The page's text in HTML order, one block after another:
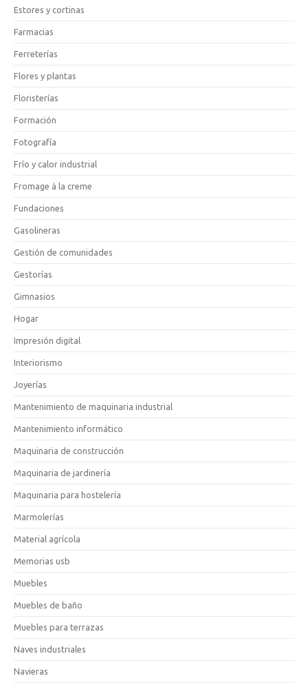
Estores y cortinas
Farmacias
Ferreterías
Flores y plantas
Floristerías
Formación
Fotografía
Frío y calor industrial
Fromage à la creme
Fundaciones
Gasolineras
Gestión de comunidades
Gestorías
Gimnasios
Hogar
Impresión digital
Interiorismo
Joyerías
Mantenimiento de maquinaria industrial
Mantenimiento informático
Maquinaria de construcción
Maquinaria de jardinería
Maquinaria para hostelería
Marmolerías
Material agrícola
Memorias usb
Muebles
Muebles de baño
Muebles para terrazas
Naves industriales
Navieras